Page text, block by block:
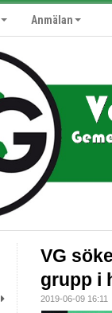
Anmälan
VG
grupp i
2019-06-09 16:11